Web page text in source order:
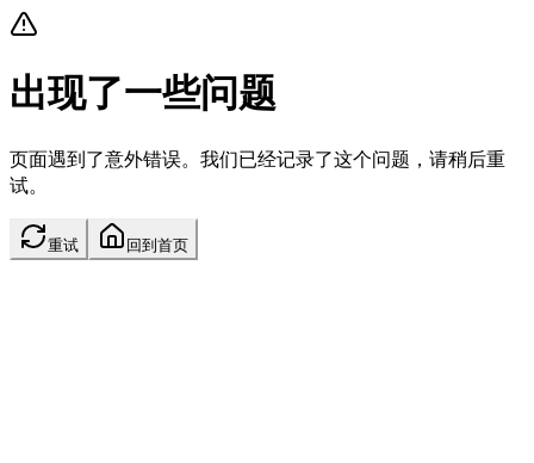
出现了一些问题
页面遇到了意外错误。我们已经记录了这个问题，请稍后重
试。
重试 回到首页